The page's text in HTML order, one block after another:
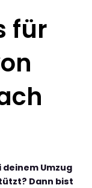
für
deinem Umzug
Dann bist